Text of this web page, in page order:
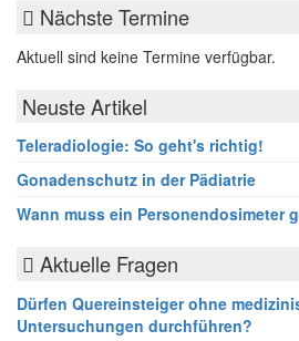
Nächste Termine
Aktuell sind keine Termine verfügbar.
Neuste Artikel
Teleradiologie: So geht's richtig!
Gonadenschutz in der Pädiatrie
Wann muss ein Personendosimeter
Aktuelle Fragen
Dürfen Quereinsteiger ohne
Untersuchungen durchführen?